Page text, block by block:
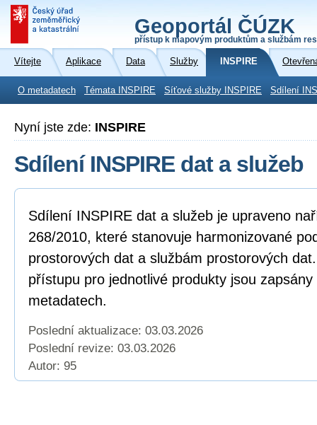
Geoportál ČÚZK
přístup k mapovým produktům a službám
Vítejte Aplikace Data Služby INSPIRE
O metadatech Témata INSPIRE Síťové služby INSPIRE Sdílení
Nyní jste zde: INSPIRE
Sdílení INSPIRE dat a služeb
Sdílení INSPIRE dat a služeb je upraveno
268/2010, které stanovuje harmonizované
prostorových dat a službám prostorových
přístupu pro jednotlivé produkty jsou
metadatech.
Poslední aktualizace: 03.03.2026
Poslední revize: 03.03.2026
Autor: 95